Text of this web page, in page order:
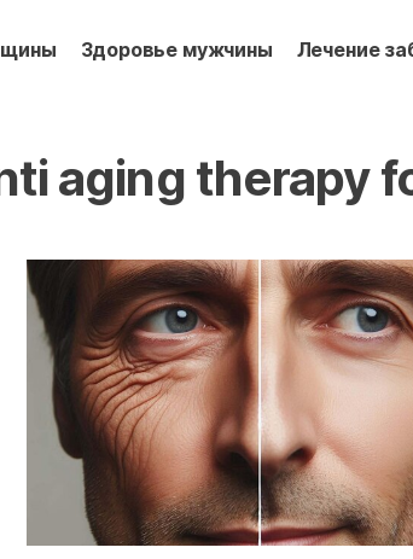
Здоровье мужчины Лечение
aging therapy